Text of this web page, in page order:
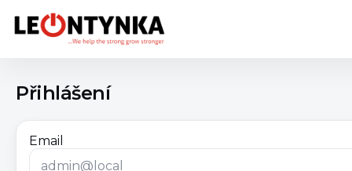
Přihlášení
Email